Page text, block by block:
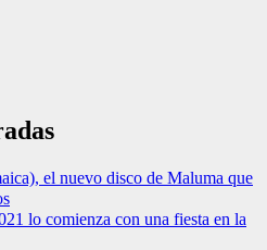
el nuevo disco de Maluma que
lo comienza con una fiesta en la